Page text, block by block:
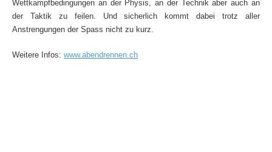
Wettkampfbedingungen an der Physis, an der Technik aber auch an
der Taktik zu feilen. Und sicherlich kommt dabei trotz aller
Anstrengungen der Spass nicht zu kurz.
Weitere Infos: www.abendrennen.ch